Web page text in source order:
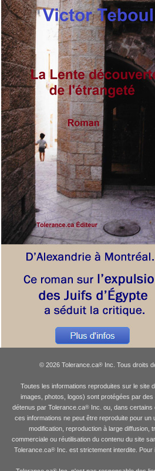
© 2026 Tolerance.ca®Inc. Tous droits
Toutes les informations reproduites sur le site
images, photos, logos) sont protégées par
détenus par Tolerance.ca® Inc. ou, dans
ces informations ne peut être reproduite pour un
modification, reproduction à large diffusion,
commerciale ou réutilisation du contenu du site
Tolerance.ca® Inc. est strictement interdite. Pour